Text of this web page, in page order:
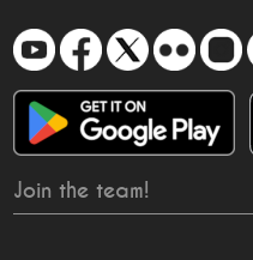
Join the team!